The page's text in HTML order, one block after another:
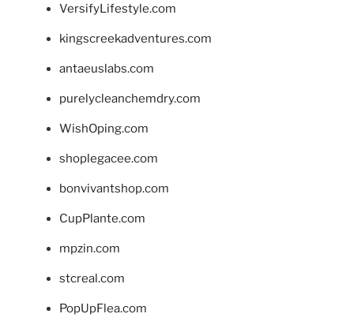
VersifyLifestyle.com
kingscreekadventures.com
antaeuslabs.com
purelycleanchemdry.com
WishOping.com
shoplegacee.com
bonvivantshop.com
CupPlante.com
mpzin.com
stcreal.com
PopUpFlea.com